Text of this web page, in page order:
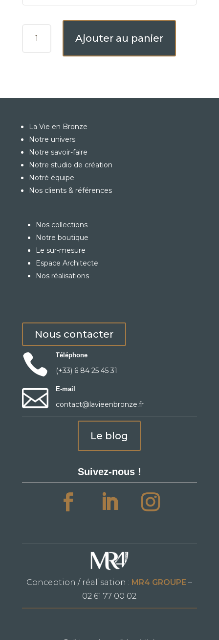
Ajouter au panier
La Vie en Bronze
Notre univers
Notre savoir-faire
Notre studio de création
Notré équipe
Nos clients & références
Nos collections
Notre boutique
Le sur-mesure
Espace Architecte
Nos réalisations
Nous contacter
 Téléphone
(+33) 6 84 25 45 31
 E-mail
contact@lavieenbronze.fr
Le blog
Suivez-nous !
Conception / réalisation : MR4 GROUPE –
02 61 77 00 02